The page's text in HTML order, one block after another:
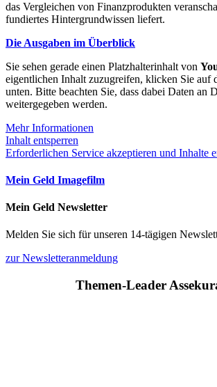
das Vergleichen von Finanzprodukten
fundiertes Hintergrundwissen liefert.
Die Ausgaben im Überblick
Sie sehen gerade einen Platzhalterinhalt von
eigentlichen Inhalt zuzugreifen, klicken Sie auf
unten. Bitte beachten Sie, dass dabei Daten an
weitergegeben werden.
Mehr Informationen
Inhalt entsperren
Erforderlichen Service akzeptieren und Inhalte
Mein Geld Imagefilm
Mein Geld Newsletter
Melden Sie sich für unseren 14-tägigen
zur Newsletteranmeldung
Themen-Leader